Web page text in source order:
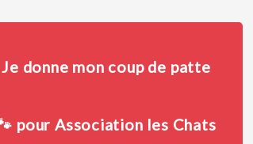
Je donne mon coup de patte
pour Association les Chats